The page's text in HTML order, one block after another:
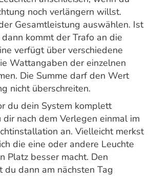
noch verlängern willst.
Gesamtleistung auswählen. Ist
kommt der Trafo an die
verfügt über verschiedene
Wattangaben der einzelnen
Die Summe darf den Wert
nicht überschreiten.
du dein System komplett
nach dem Verlegen einmal im
an. Vielleicht merkst
die eine oder andere Leuchte
Platz besser macht. Den
du dann am nächsten Tag